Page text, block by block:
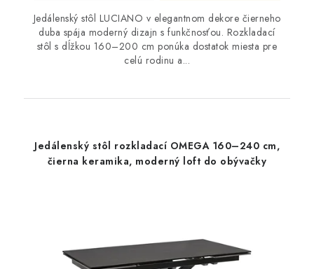
Jedálenský stôl LUCIANO v elegantnom dekore čierneho
duba spája moderný dizajn s funkčnosťou. Rozkladací
stôl s dĺžkou 160–200 cm ponúka dostatok miesta pre
celú rodinu a...
Jedálenský stôl rozkladací OMEGA 160–240 cm,
čierna keramika, moderný loft do obývačky